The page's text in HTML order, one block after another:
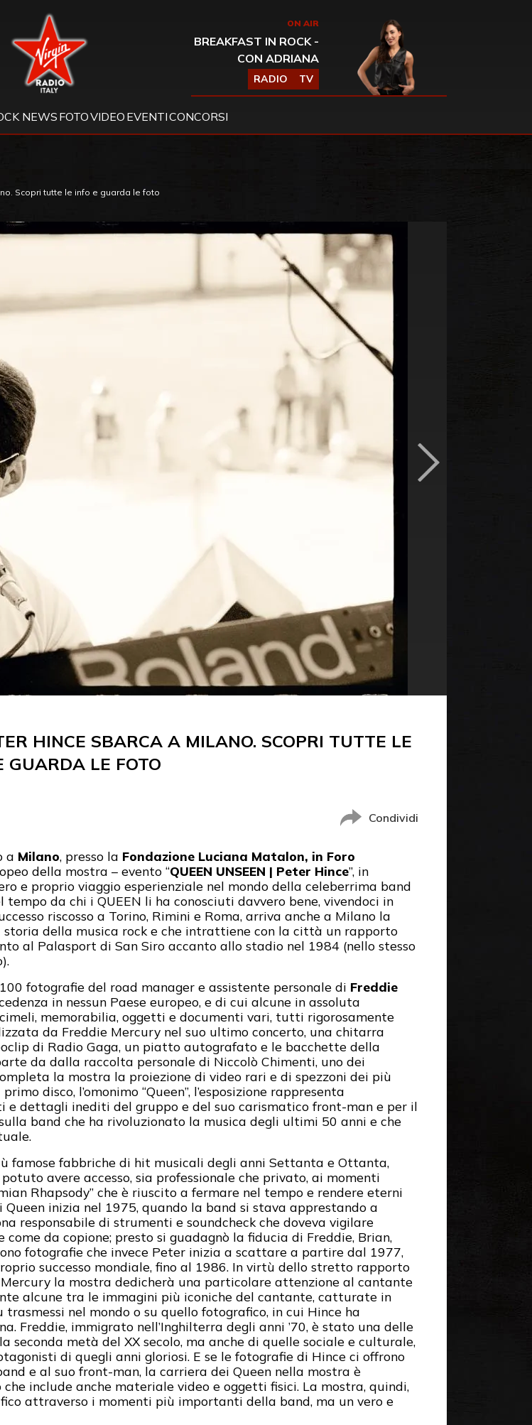
Virgin Radio ON AIR
BREAKFAST IN ROCK -
CON ADRIANA
RADIO TV
NEWS FOTOVIDEO EVENTICONCORSI
Scopri tutte le info e guarda le foto
HINCE SBARCA A MILANO. SCOPRI TUTTE LE
GUARDA LE FOTO
Condividi
a Milano, presso la Fondazione Luciana Matalon, in Foro
della mostra – evento “QUEEN UNSEEN | Peter Hince”, in
e proprio viaggio esperienziale nel mondo della celeberrima band
da chi i QUEEN li ha conosciuti davvero bene, vivendoci in
riscosso a Torino, Rimini e Roma, arriva anche a Milano la
storia della musica rock e che intrattiene con la città un rapporto
al Palasport di San Siro accanto allo stadio nel 1984 (nello stesso
fotografie del road manager e assistente personale di Freddie
in nessun Paese europeo, e di cui alcune in assoluta
memorabilia, oggetti e documenti vari, tutti rigorosamente
da Freddie Mercury nel suo ultimo concerto, una chitarra
di Radio Gaga, un piatto autografato e le bacchette della
da dalla raccolta personale di Niccolò Chimenti, uno dei
la mostra la proiezione di video rari e di spezzoni dei più
disco, l’omonimo “Queen”, l’esposizione rappresenta
e dettagli inediti del gruppo e del suo carismatico front-man e per il
band che ha rivoluzionato la musica degli ultimi 50 anni e che
famose fabbriche di hit musicali degli anni Settanta e Ottanta,
avere accesso, sia professionale che privato, ai momenti
Rhapsody” che è riuscito a fermare nel tempo e rendere eterni
inizia nel 1975, quando la band si stava apprestando a
responsabile di strumenti e soundcheck che doveva vigilare
da copione; presto si guadagnò la fiducia di Freddie, Brian,
fotografie che invece Peter inizia a scattare a partire dal 1977,
successo mondiale, fino al 1986. In virtù dello stretto rapporto
la mostra dedicherà una particolare attenzione al cantante
alcune tra le immagini più iconiche del cantante, catturate in
nel mondo o su quello fotografico, in cui Hince ha
Freddie, immigrato nell’Inghilterra degli anni ’70, è stato una delle
seconda metà del XX secolo, ma anche di quelle sociale e culturale,
di quegli anni gloriosi. E se le fotografie di Hince ci offrono
e al suo front-man, la carriera dei Queen nella mostra è
include anche materiale video e oggetti fisici. La mostra, quindi,
attraverso i momenti più importanti della band, ma un vero e